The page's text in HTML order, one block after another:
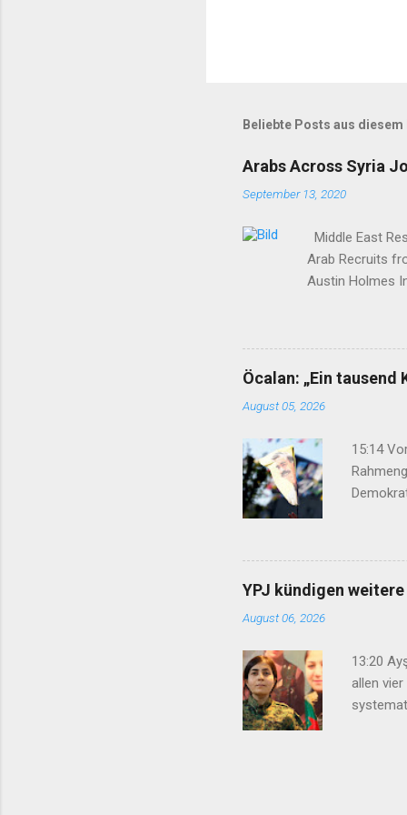
Beliebte Posts aus diesem
Arabs Across Syria
September 13, 2020
Middle East
Arab Recruits
Austin Holmes
Syria to turn
Yekîtiya
—which set up
Surrounded by
Öcalan: „Ein
August 05, 2026
15:14
07:50
YPJ kündigen
August 06, 2026
13:20
allen
kein